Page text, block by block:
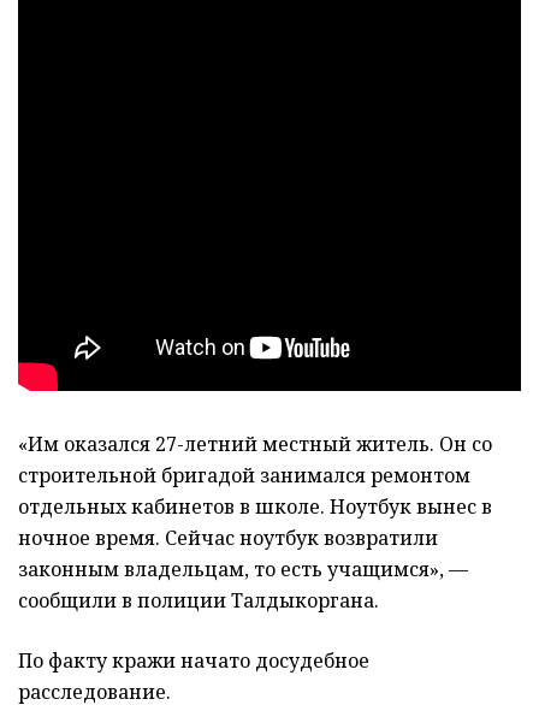
«Им оказался 27-летний местный житель. Он со
строительной бригадой занимался ремонтом
отдельных кабинетов в школе. Ноутбук вынес в
ночное время. Сейчас ноутбук возвратили
законным владельцам, то есть учащимся», —
сообщили в полиции Талдыкоргана.
По факту кражи начато досудебное
расследование.